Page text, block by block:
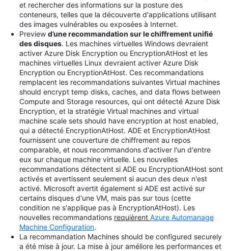
et rechercher des informations sur la posture des
conteneurs, telles que la découverte d'applications utilisant
des images vulnérables ou exposées à Internet.
Preview d’une recommandation sur le chiffrement unifié
des disques. Les machines virtuelles Windows devraient
activer Azure Disk Encryption ou EncryptionAtHost et les
machines virtuelles Linux devraient activer Azure Disk
Encryption ou EncryptionAtHost. Ces recommandations
remplacent les recommandations suivantes Virtual machines
should encrypt temp disks, caches, and data flows between
Compute and Storage resources, qui ont détecté Azure Disk
Encryption, et la stratégie Virtual machines and virtual
machine scale sets should have encryption at host enabled,
qui a détecté EncryptionAtHost. ADE et EncryptionAtHost
fournissent une couverture de chiffrement au repos
comparable, et nous recommandons d'activer l'un d'entre
eux sur chaque machine virtuelle. Les nouvelles
recommandations détectent si ADE ou EncryptionAtHost sont
activés et avertissent seulement si aucun des deux n'est
activé. Microsoft avertit également si ADE est activé sur
certains disques d'une VM, mais pas sur tous (cette
condition ne s'applique pas à EncryptionAtHost). Les
nouvelles recommandations requièrent Azure Automanage
Machine Configuration.
La recommandation Machines should be configured securely
a été mise à jour. La mise à jour améliore les performances et